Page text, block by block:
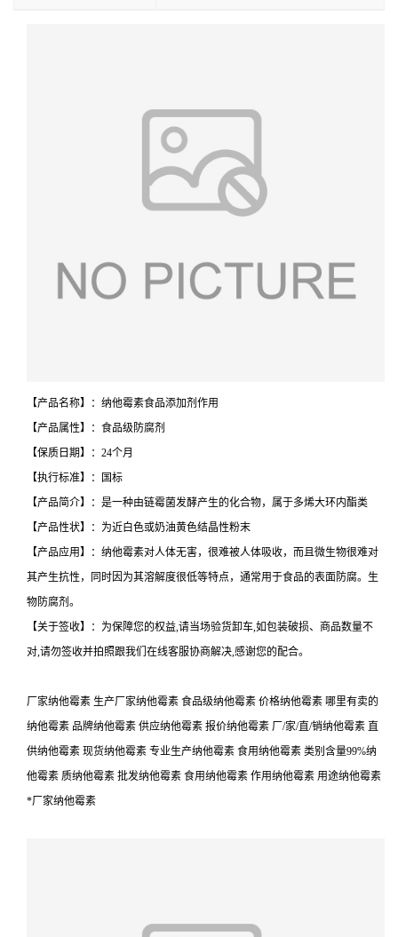
【产品名称】：纳他霉素食品添加剂作用
【产品属性】：食品级防腐剂
【保质日期】：24个月
【执行标准】：国标
【产品简介】：是一种由链霉菌发酵产生的化合物，属于多烯大环内酯类
【产品性状】：为近白色或奶油黄色结晶性粉末
【产品应用】：纳他霉素对人体无害，很难被人体吸收，而且微生物很难对
其产生抗性，同时因为其溶解度很低等特点，通常用于食品的表面防腐。生
物防腐剂。
【关于签收】：为保障您的权益,请当场验货卸车,如包装破损、商品数量不
对,请勿签收并拍照跟我们在线客服协商解决,感谢您的配合。
厂家纳他霉素 生产厂家纳他霉素 食品级纳他霉素 价格纳他霉素 哪里有卖的
纳他霉素 品牌纳他霉素 供应纳他霉素 报价纳他霉素 厂/家/直/销纳他霉素 直
供纳他霉素 现货纳他霉素 专业生产纳他霉素 食用纳他霉素 类别含量99%纳
他霉素 质纳他霉素 批发纳他霉素 食用纳他霉素 作用纳他霉素 用途纳他霉素
*厂家纳他霉素